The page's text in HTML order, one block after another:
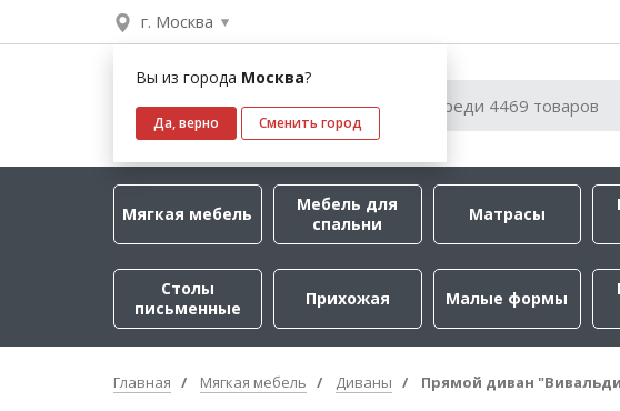
г. Москва
Вы из города Москва?
Да, верно Сменить город
Мягкая мебель
Мебель для
спальни
Матрасы
Столы
письменные
Прихожая Малые формы
Главная Мягкая мебель Диваны Прямой диван